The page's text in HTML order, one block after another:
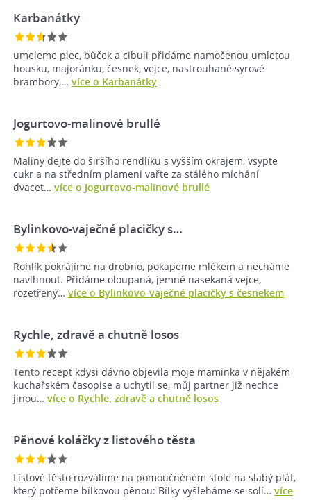
Karbanátky
umeleme plec, bůček a cibuli přidáme namočenou umletou
housku, majoránku, česnek, vejce, nastrouhané syrové
brambory,… více o Karbanátky
Jogurtovo-malinové brullé
Maliny dejte do širšího rendlíku s vyšším okrajem, vsypte
cukr a na středním plameni vařte za stálého míchání
dvacet… více o Jogurtovo-malinové brullé
Bylinkovo-vaječné placičky s…
Rohlík pokrájíme na drobno, pokapeme mlékem a necháme
navlhnout. Přidáme oloupaná, jemně nasekaná vejce,
rozetřený… více o Bylinkovo-vaječné placičky s česnekem
Rychle, zdravě a chutně losos
Tento recept kdysi dávno objevila moje maminka v nějakém
kuchařském časopise a uchytil se, můj partner již nechce
jinou… více o Rychle, zdravě a chutně losos
Pěnové koláčky z listového těsta
Listové těsto rozválíme na pomoučněném stole na slabý plát,
který potřeme bílkovou pěnou: Bílky vyšleháme se solí… více